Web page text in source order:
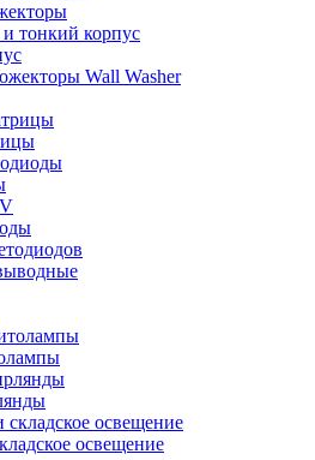
тонкий корпус
Wall Washer
освещение